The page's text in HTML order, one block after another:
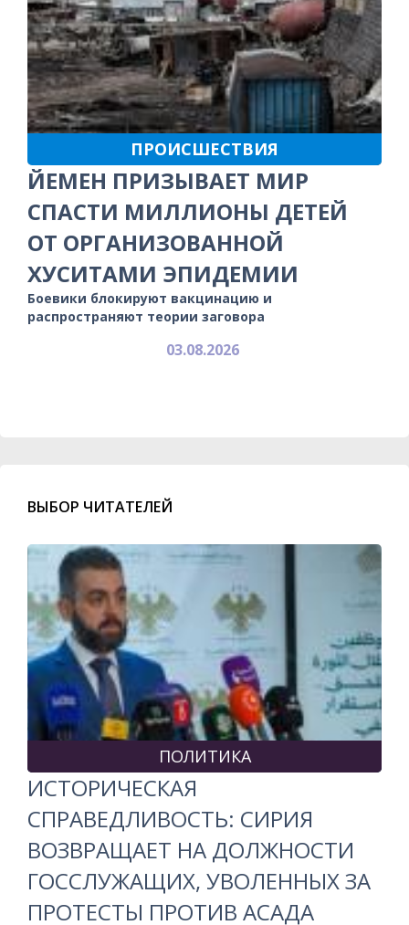
ПРОИСШЕСТВИЯ
ЙЕМЕН ПРИЗЫВАЕТ МИР
СПАСТИ МИЛЛИОНЫ ДЕТЕЙ
ОТ ОРГАНИЗОВАННОЙ
ХУСИТАМИ ЭПИДЕМИИ
Боевики блокируют вакцинацию и
распространяют теории заговора
03.08.2026
ВЫБОР ЧИТАТЕЛЕЙ
ПОЛИТИКА
ИСТОРИЧЕСКАЯ
СПРАВЕДЛИВОСТЬ: СИРИЯ
ВОЗВРАЩАЕТ НА ДОЛЖНОСТИ
ГОССЛУЖАЩИХ, УВОЛЕННЫХ ЗА
ПРОТЕСТЫ ПРОТИВ АСАДА